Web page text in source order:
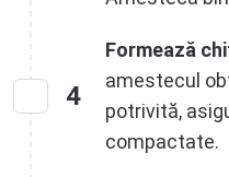
4
Formează
amestecul
potrivită,
compactate.